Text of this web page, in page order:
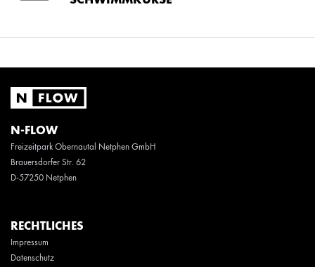
N-FLOW
Freizeitpark Obernautal Netphen GmbH
Brauersdorfer Str. 62
D-57250 Netphen
RECHTLICHES
Impressum
Datenschutz